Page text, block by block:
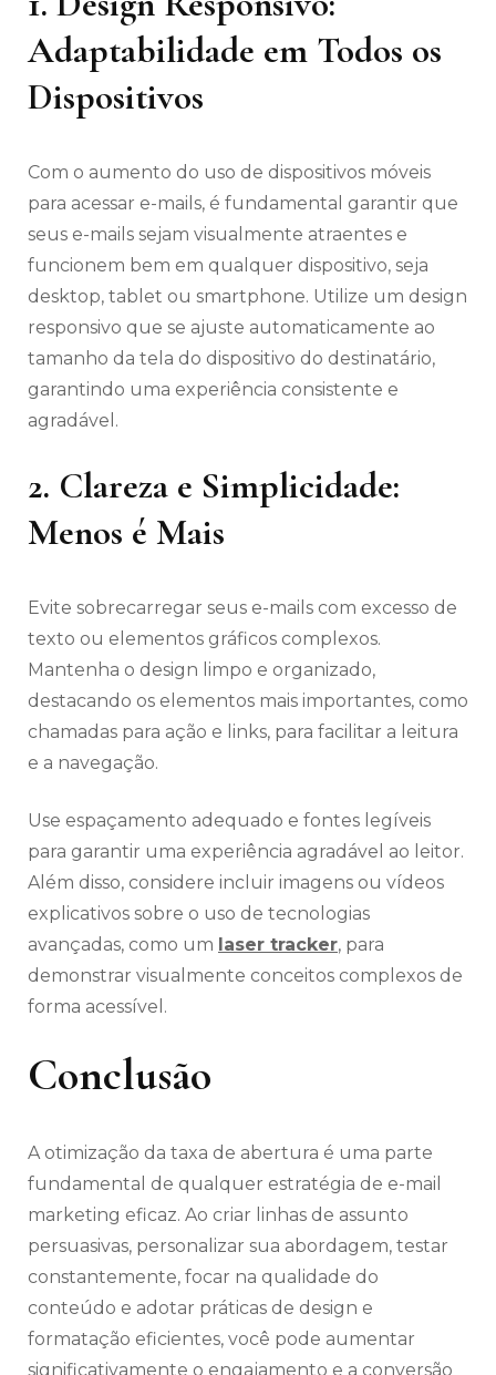
Adaptabilidade em Todos os
Dispositivos
Com o aumento do uso de dispositivos móveis
para acessar e-mails, é fundamental garantir que
seus e-mails sejam visualmente atraentes e
funcionem bem em qualquer dispositivo, seja
desktop, tablet ou smartphone. Utilize um design
responsivo que se ajuste automaticamente ao
tamanho da tela do dispositivo do destinatário,
garantindo uma experiência consistente e
agradável.
2. Clareza e Simplicidade:
Menos é Mais
Evite sobrecarregar seus e-mails com excesso de
texto ou elementos gráficos complexos.
Mantenha o design limpo e organizado,
destacando os elementos mais importantes, como
chamadas para ação e links, para facilitar a leitura
e a navegação.
Use espaçamento adequado e fontes legíveis
para garantir uma experiência agradável ao leitor.
Além disso, considere incluir imagens ou vídeos
explicativos sobre o uso de tecnologias
avançadas, como um laser tracker, para
demonstrar visualmente conceitos complexos de
forma acessível.
Conclusão
A otimização da taxa de abertura é uma parte
fundamental de qualquer estratégia de e-mail
marketing eficaz. Ao criar linhas de assunto
persuasivas, personalizar sua abordagem, testar
constantemente, focar na qualidade do
conteúdo e adotar práticas de design e
formatação eficientes, você pode aumentar
significativamente o engajamento e a conversão